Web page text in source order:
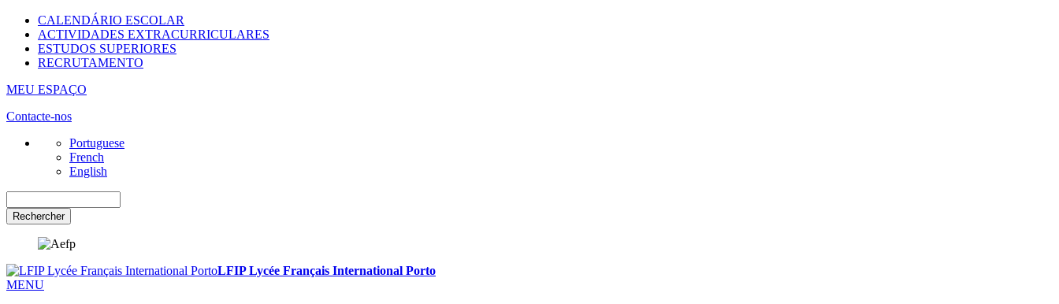
CALENDÁRIO ESCOLAR
ACTIVIDADES EXTRACURRICULARES
ESTUDOS SUPERIORES
RECRUTAMENTO
MEU ESPAÇO
Contacte-nos
Portuguese
French
English
LFIP Lycée Français International Porto
MENU